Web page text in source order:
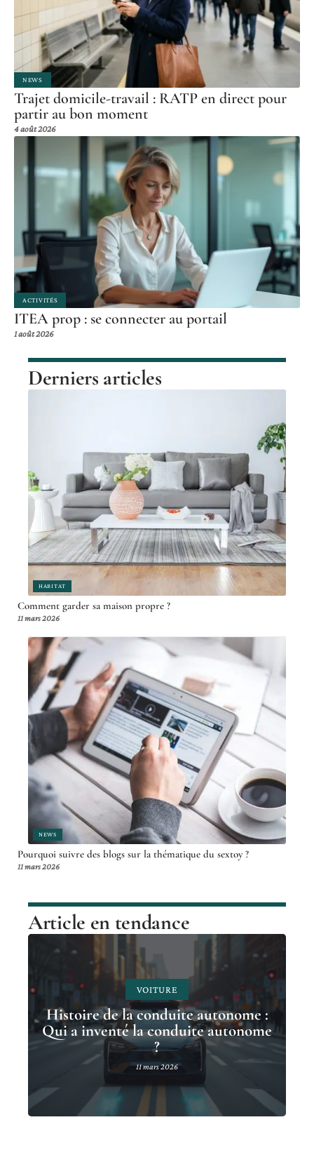
NEWS
Trajet domicile-travail : RATP en direct pour
partir au bon moment
4 août 2026
ACTIVITÉS
ITEA prop : se connecter au portail
1 août 2026
Derniers articles
HABITAT
Comment garder sa maison propre ?
11 mars 2026
NEWS
Pourquoi suivre des blogs sur la thématique du sextoy ?
11 mars 2026
Article en tendance
VOITURE
Histoire de la conduite autonome :
Qui a inventé la conduite autonome
?
11 mars 2026